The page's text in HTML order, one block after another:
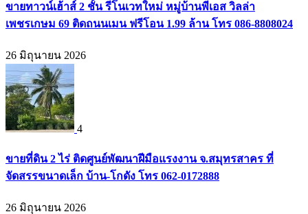
ขายทาวน์เฮ้าส์ 2 ชั้น รีโนเวทใหม่ หมู่บ้านพีเอส วิลล่า
เพชรเกษม 69 ติดถนนเมน ฟรีโอน 1.99 ล้าน โทร 086-8808024
26 มิถุนายน 2026
4
ขายที่ดิน 2 ไร่ ติดศูนย์พัฒนาฝีมือแรงงาน จ.สมุทรสาคร ที่
จัดสรรขนาดเล็ก บ้าน-โกดัง โทร 062-0172888
26 มิถุนายน 2026